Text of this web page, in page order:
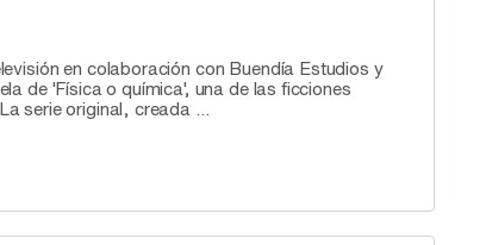
en colaboración con Buendía Estudios y
de 'Física o química', una de las ficciones
serie original, creada ...